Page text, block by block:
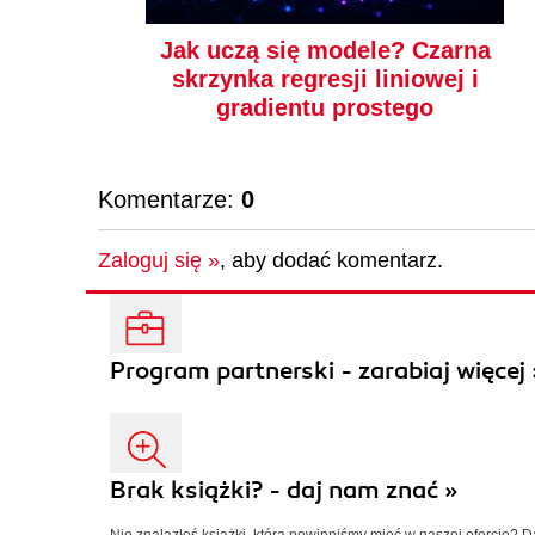
Peter Roelants
41.87 zł
79.00zł (-47%)
systemy uczenia
Jak uczą się modele? Czarna
skrzynka regresji liniowej i
gradientu prostego
Komentarze: 0
Zaloguj się », aby dodać komentarz.
Program partnerski - zarabiaj więcej
Brak książki? - daj nam znać »